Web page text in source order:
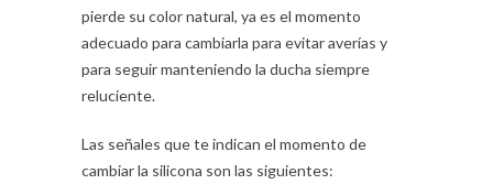
pierde su color natural, ya es el momento
adecuado para cambiarla para evitar averías y
para seguir manteniendo la ducha siempre
reluciente.
Las señales que te indican el momento de
cambiar la silicona son las siguientes: